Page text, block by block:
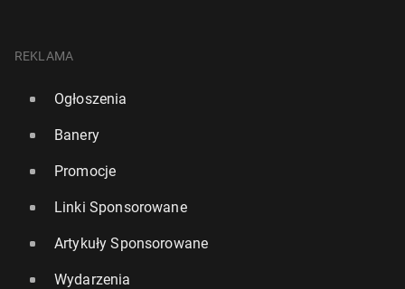
REKLAMA
Ogłoszenia
Banery
Promocje
Linki Sponsorowane
Artykuły Sponsorowane
Wydarzenia